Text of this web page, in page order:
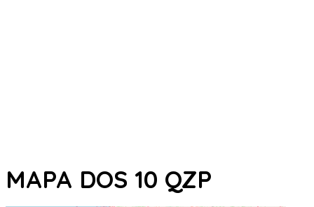
MAPA DOS 10 QZP